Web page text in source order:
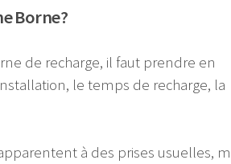
Borne?
de recharge, il faut prendre en
le temps de recharge, la
à des prises usuelles,